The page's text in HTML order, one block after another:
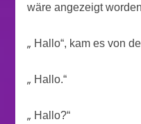
wäre angezeigt
„ Hallo“, kam es von
„ Hallo.“
„ Hallo?“